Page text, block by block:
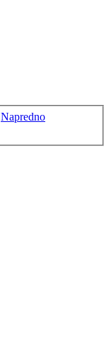
Napredno